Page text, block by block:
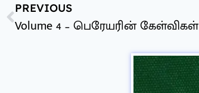
PREVIOUS
Volume 4 – பெரேயரின் கேள்விகள்